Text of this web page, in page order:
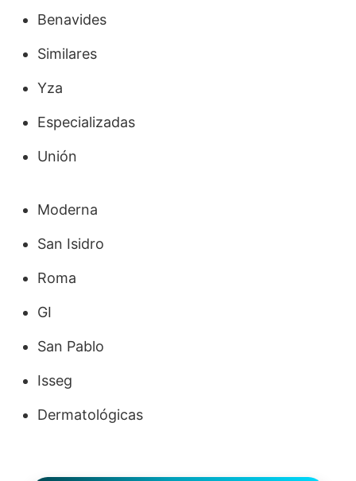
Benavides
Similares
Yza
Especializadas
Unión
Moderna
San Isidro
Roma
GI
San Pablo
Isseg
Dermatológicas